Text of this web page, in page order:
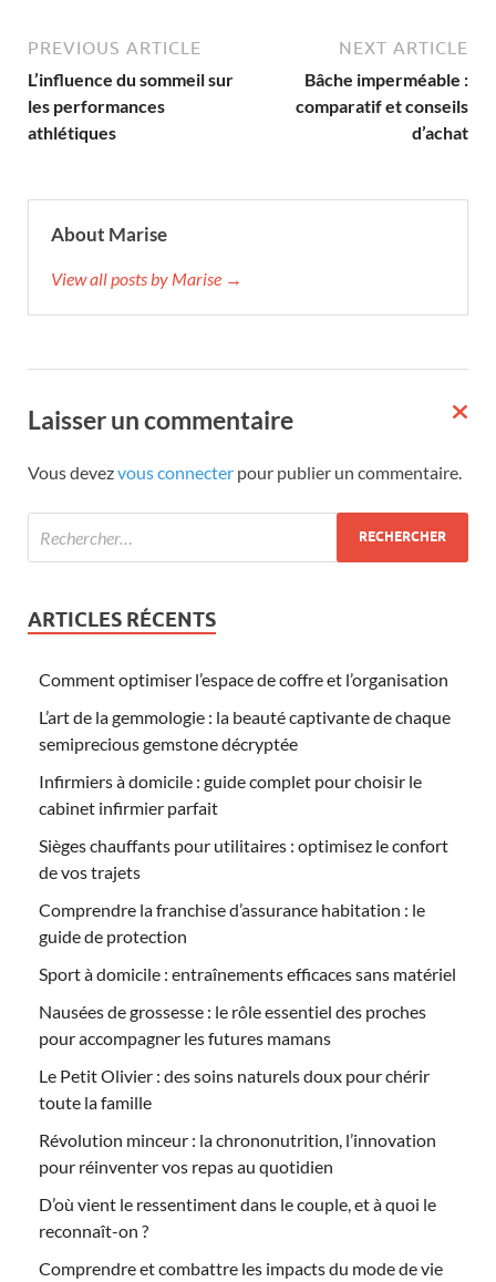
PREVIOUS ARTICLE
L’influence du sommeil sur
les performances
athlétiques
NEXT ARTICLE
Bâche imperméable :
comparatif et conseils
d’achat
About Marise
View all posts by Marise →
Laisser un commentaire
Vous devezvous connecter pour publier un commentaire.
ARTICLES RÉCENTS
Comment optimiser l’espace de coffre et l’organisation
L’art de la gemmologie : la beauté captivante de chaque
semiprecious gemstone décryptée
Infirmiers à domicile : guide complet pour choisir le
cabinet infirmier parfait
Sièges chauffants pour utilitaires : optimisez le confort
de vos trajets
Comprendre la franchise d’assurance habitation : le
guide de protection
Sport à domicile : entraînements efficaces sans matériel
Nausées de grossesse : le rôle essentiel des proches
pour accompagner les futures mamans
Le Petit Olivier : des soins naturels doux pour chérir
toute la famille
Révolution minceur : la chrononutrition, l’innovation
pour réinventer vos repas au quotidien
D’où vient le ressentiment dans le couple, et à quoi le
reconnaît-on ?
Comprendre et combattre les impacts du mode de vie